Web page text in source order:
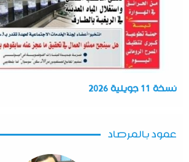
نسخة 11 جويلية 2026
عمود بالمرصاد